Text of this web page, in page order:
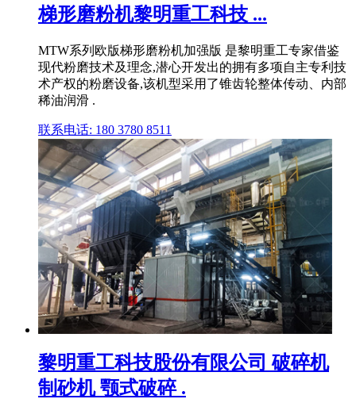
梯形磨粉机黎明重工科技 ...
MTW系列欧版梯形磨粉机加强版 是黎明重工专家借鉴
现代粉磨技术及理念,潜心开发出的拥有多项自主专利技
术产权的粉磨设备,该机型采用了锥齿轮整体传动、内部
稀油润滑 .
联系电话: 180 3780 8511
黎明重工科技股份有限公司 破碎机
制砂机 颚式破碎 .